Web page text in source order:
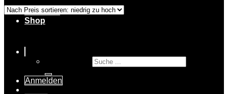
Über uns
Shop
Anmelden